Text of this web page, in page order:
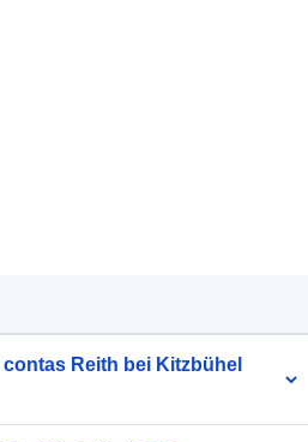
Reith bei Kitzbühel